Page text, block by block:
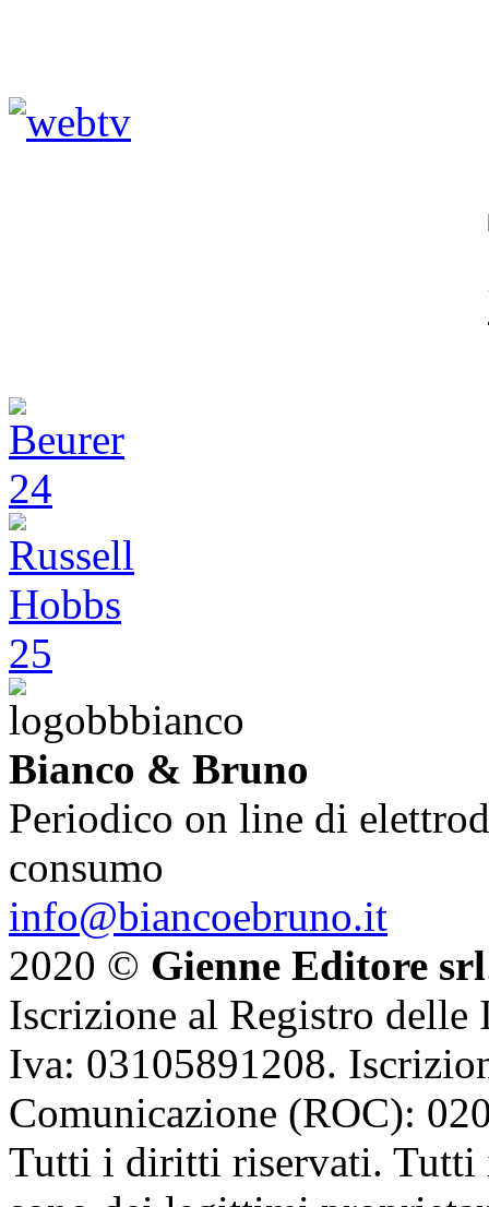
Bianco & Bruno
Periodico on line di
consumo
info@biancoebruno.it
2020 © Gienne Editore srl
Iscrizione al Registro delle
Iva: 03105891208.
Comunicazione (ROC):
Tutti i diritti riservati. Tutti